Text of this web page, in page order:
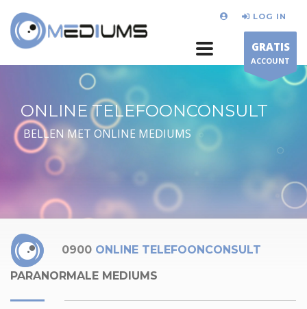
LOG IN
GRATIS
ACCOUNT
ONLINE TELEFOONCONSULT
BELLEN MET ONLINE MEDIUMS
0900 ONLINE TELEFOONCONSULT
PARANORMALE MEDIUMS